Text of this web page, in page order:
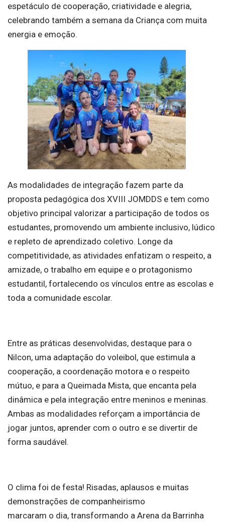
espetáculo de cooperação, criatividade e alegria,
celebrando também a semana da Criança com muita
energia e emoção.
As modalidades de integração fazem parte da
proposta pedagógica dos XVIII JOMDDS e tem como
objetivo principal valorizar a participação de todos os
estudantes, promovendo um ambiente inclusivo, lúdico
e repleto de aprendizado coletivo. Longe da
competitividade, as atividades enfatizam o respeito, a
amizade, o trabalho em equipe e o protagonismo
estudantil, fortalecendo os vínculos entre as escolas e
toda a comunidade escolar.
Entre as práticas desenvolvidas, destaque para o
Nilcon, uma adaptação do voleibol, que estimula a
cooperação, a coordenação motora e o respeito
mútuo, e para a Queimada Mista, que encanta pela
dinâmica e pela integração entre meninos e meninas.
Ambas as modalidades reforçam a importância de
jogar juntos, aprender com o outro e se divertir de
forma saudável.
O clima foi de festa! Risadas, aplausos e muitas
demonstrações de companheirismo
marcaram o dia, transformando a Arena da Barrinha